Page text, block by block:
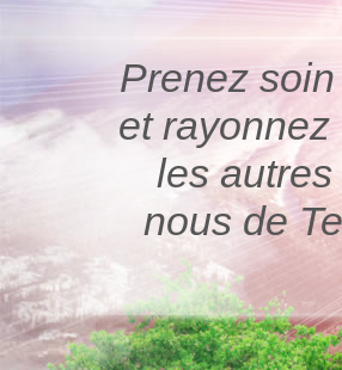
Prenez
et
les autres
nous de